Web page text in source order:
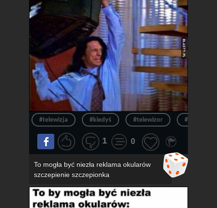
#telewizja #kiedyś #telewizor #ból
1 0
To mogła być niezła reklama okularów
szczepienie szczepionka